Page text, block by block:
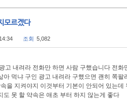
모르겠다
조회 5,082
고 내려라 전화만 하면 사람 구했습니다 전
아 먹냐 구인 광고 내려라 구했으면 괜히 쪽
을 지켜야지 이것부터 기본이 안되어 있는
도 못 할 약속은 애초 부터 하지 않는게 좋다